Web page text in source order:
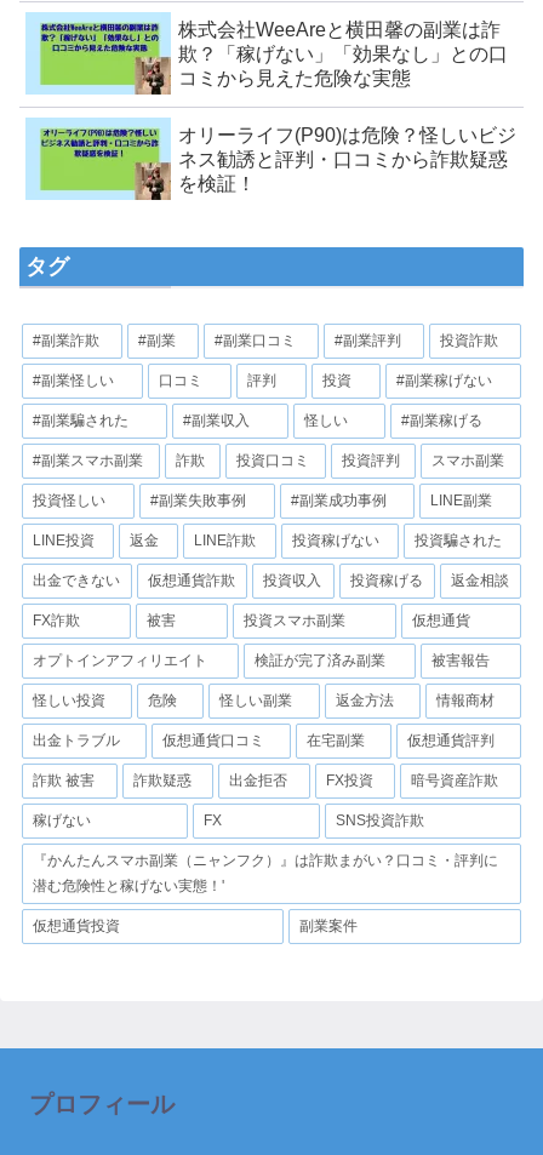
株式会社WeeAreと横田馨の副業は詐
欺？「稼げない」「効果なし」との口
コミから見えた危険な実態
オリーライフ(P90)は危険？怪しいビジ
ネス勧誘と評判・口コミから詐欺疑惑
を検証！
タグ
#副業詐欺 #副業 #副業口コミ #副業評判 投資詐欺
#副業怪しい 口コミ 評判 投資 #副業稼げない
#副業騙された #副業収入 怪しい #副業稼げる
#副業スマホ副業 詐欺 投資口コミ 投資評判 スマホ副業
投資怪しい #副業失敗事例 #副業成功事例 LINE副業
LINE投資 返金 LINE詐欺 投資稼げない 投資騙された
出金できない 仮想通貨詐欺 投資収入 投資稼げる 返金相談
FX詐欺 被害 投資スマホ副業 仮想通貨
オプトインアフィリエイト 検証が完了済み副業 被害報告
怪しい投資 危険 怪しい副業 返金方法 情報商材
出金トラブル 仮想通貨口コミ 在宅副業 仮想通貨評判
詐欺 被害 詐欺疑惑 出金拒否 FX投資 暗号資産詐欺
稼げない FX SNS投資詐欺
『かんたんスマホ副業（ニャンフク）』は詐欺まがい？口コミ・評判に
潜む危険性と稼げない実態！'
仮想通貨投資 副業案件
プロフィール